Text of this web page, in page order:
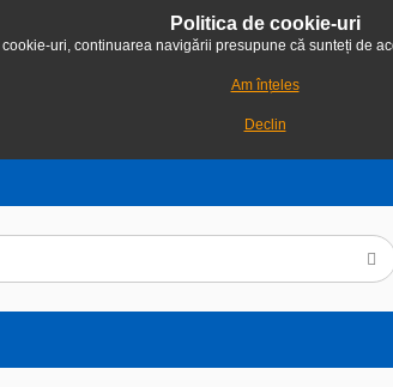
Politica de cookie-uri
uri, continuarea navigării presupune că sunteți de
Am înțeles
Declin